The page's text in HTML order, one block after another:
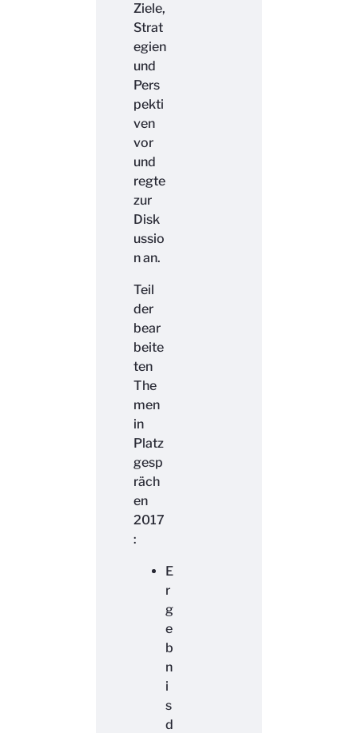
Ziele,
Strat
egien
und
Pers
pekti
ven
vor
und
regte
zur
Disk
ussio
n an.
Teil
der
bear
beite
ten
The
men
in
Platz
gesp
räch
en
2017
:
E
r
g
e
b
n
i
s
d